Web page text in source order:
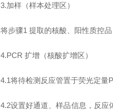
3.加样（样本处理区）
将步骤1 提取的核酸、阳性质控
4.PCR 扩增（核酸扩增区）
4.1将待检测反应管置于荧光定量
4.2设置好通道、样品信息，反应